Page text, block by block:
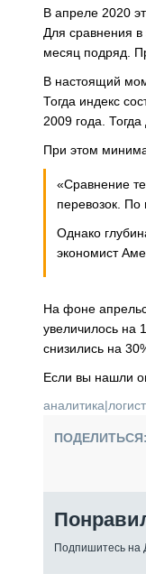
В апреле 2020
Для сравнения в
месяц подряд.
В настоящий
Тогда индекс
2009 года.
При этом
«Сравнение
перевозок. По
Однако
экономист
На фоне
увеличилось на
снизились на
Если вы нашли
аналитика|
ПОДЕЛИТЬСЯ:
Подпишитесь на